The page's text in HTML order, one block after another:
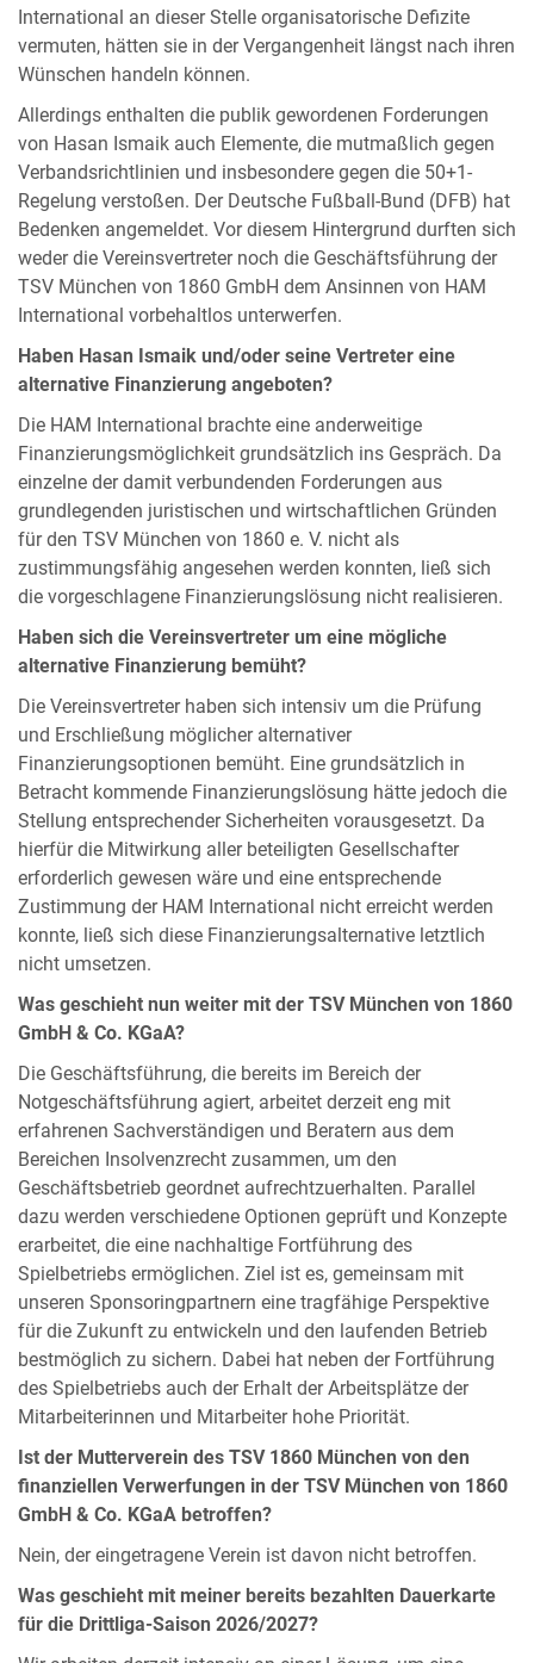
International an dieser Stelle organisatorische Defizite
vermuten, hätten sie in der Vergangenheit längst nach ihren
Wünschen handeln können.
Allerdings enthalten die publik gewordenen Forderungen
von Hasan Ismaik auch Elemente, die mutmaßlich gegen
Verbandsrichtlinien und insbesondere gegen die 50+1-
Regelung verstoßen. Der Deutsche Fußball-Bund (DFB) hat
Bedenken angemeldet. Vor diesem Hintergrund durften sich
weder die Vereinsvertreter noch die Geschäftsführung der
TSV München von 1860 GmbH dem Ansinnen von HAM
International vorbehaltlos unterwerfen.
Haben Hasan Ismaik und/oder seine Vertreter eine
alternative Finanzierung angeboten?
Die HAM International brachte eine anderweitige
Finanzierungsmöglichkeit grundsätzlich ins Gespräch. Da
einzelne der damit verbundenden Forderungen aus
grundlegenden juristischen und wirtschaftlichen Gründen
für den TSV München von 1860 e. V. nicht als
zustimmungsfähig angesehen werden konnten, ließ sich
die vorgeschlagene Finanzierungslösung nicht realisieren.
Haben sich die Vereinsvertreter um eine mögliche
alternative Finanzierung bemüht?
Die Vereinsvertreter haben sich intensiv um die Prüfung
und Erschließung möglicher alternativer
Finanzierungsoptionen bemüht. Eine grundsätzlich in
Betracht kommende Finanzierungslösung hätte jedoch die
Stellung entsprechender Sicherheiten vorausgesetzt. Da
hierfür die Mitwirkung aller beteiligten Gesellschafter
erforderlich gewesen wäre und eine entsprechende
Zustimmung der HAM International nicht erreicht werden
konnte, ließ sich diese Finanzierungsalternative letztlich
nicht umsetzen.
Was geschieht nun weiter mit der TSV München von 1860
GmbH & Co. KGaA?
Die Geschäftsführung, die bereits im Bereich der
Notgeschäftsführung agiert, arbeitet derzeit eng mit
erfahrenen Sachverständigen und Beratern aus dem
Bereichen Insolvenzrecht zusammen, um den
Geschäftsbetrieb geordnet aufrechtzuerhalten. Parallel
dazu werden verschiedene Optionen geprüft und Konzepte
erarbeitet, die eine nachhaltige Fortführung des
Spielbetriebs ermöglichen. Ziel ist es, gemeinsam mit
unseren Sponsoringpartnern eine tragfähige Perspektive
für die Zukunft zu entwickeln und den laufenden Betrieb
bestmöglich zu sichern. Dabei hat neben der Fortführung
des Spielbetriebs auch der Erhalt der Arbeitsplätze der
Mitarbeiterinnen und Mitarbeiter hohe Priorität.
Ist der Mutterverein des TSV 1860 München von den
finanziellen Verwerfungen in der TSV München von 1860
GmbH & Co. KGaA betroffen?
Nein, der eingetragene Verein ist davon nicht betroffen.
Was geschieht mit meiner bereits bezahlten Dauerkarte
für die Drittliga-Saison 2026/2027?